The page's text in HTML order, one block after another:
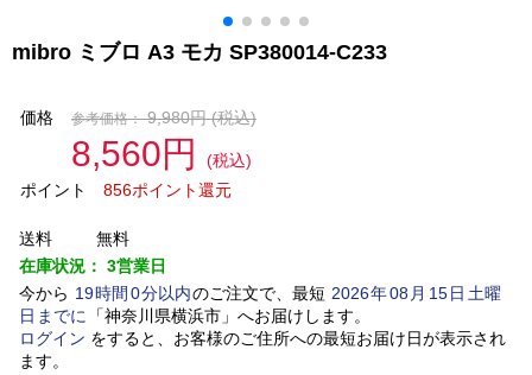
mibro ミブロ A3 モカ SP380014-C233
価格 参考価格： 9,980円(税込)
8,560円
(税込)
ポイント
856ポイント還元
送料
無料
在庫状況： 3営業日
今から 19時間 0分以内のご注文で、最短 2026年08 月 15日土曜
日 までに 「神奈川県横浜市」 へお届けします。
ログイン をすると、お客様のご住所への最短お届け日が表示され
ます。